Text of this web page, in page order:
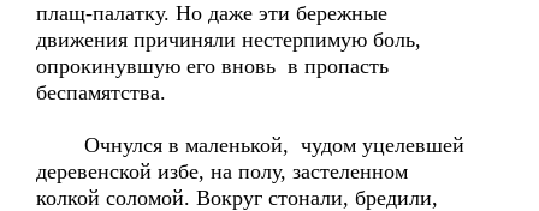
плащ-палатку. Но даже эти бережные
движения причиняли нестерпимую боль,
опрокинувшую его вновь в пропасть
беспамятства.
Очнулся в маленькой, чудом уцелевшей
деревенской избе, на полу, застеленном
колкой соломой. Вокруг стонали, бредили,